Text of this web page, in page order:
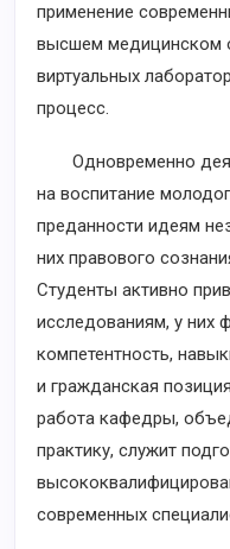
применение
высшем медицинском
виртуальных
процесс.
Одновременно
на воспитание
преданности идеям
них правового
Студенты активно
исследованиям, у них
компетентность,
и гражданская
работа кафедры,
практику, служит
современных